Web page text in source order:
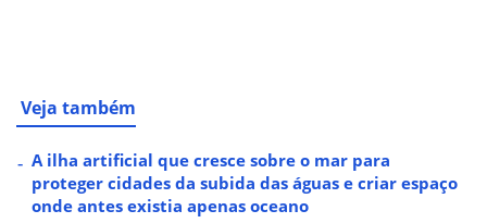
Veja também
A ilha artificial que cresce sobre o mar para
proteger cidades da subida das águas e criar espaço
onde antes existia apenas oceano